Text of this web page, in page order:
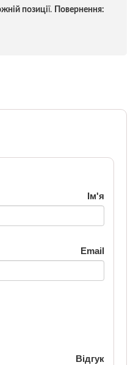
позиції.
Повернення:
Ім'я
Email
Відгук